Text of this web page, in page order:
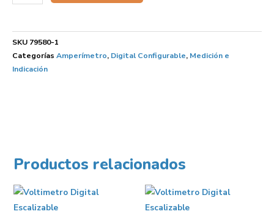
SKU 79580-1
Categorías Amperímetro, Digital Configurable, Medición e
Indicación
Productos relacionados